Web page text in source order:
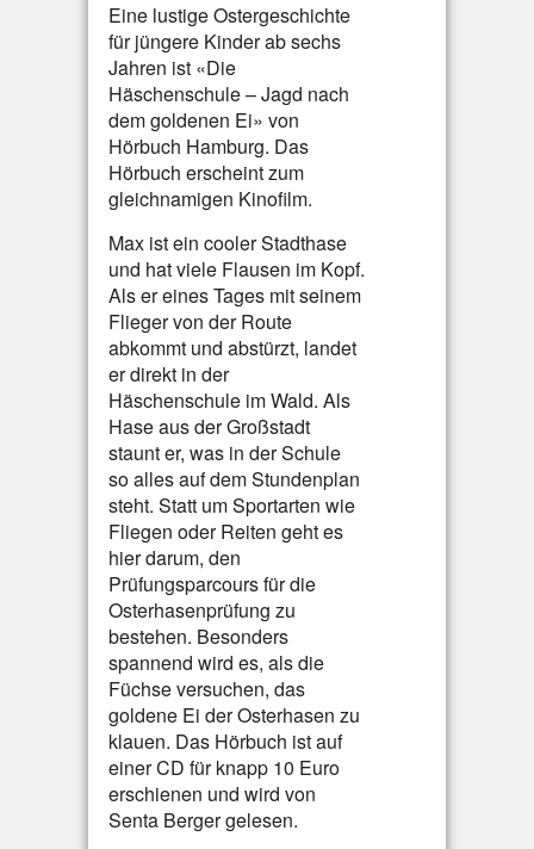
Eine lustige Ostergeschichte
für jüngere Kinder ab sechs
Jahren ist «Die
Häschenschule – Jagd nach
dem goldenen Ei» von
Hörbuch Hamburg. Das
Hörbuch erscheint zum
gleichnamigen Kinofilm.
Max ist ein cooler Stadthase
und hat viele Flausen im Kopf.
Als er eines Tages mit seinem
Flieger von der Route
abkommt und abstürzt, landet
er direkt in der
Häschenschule im Wald. Als
Hase aus der Großstadt
staunt er, was in der Schule
so alles auf dem Stundenplan
steht. Statt um Sportarten wie
Fliegen oder Reiten geht es
hier darum, den
Prüfungsparcours für die
Osterhasenprüfung zu
bestehen. Besonders
spannend wird es, als die
Füchse versuchen, das
goldene Ei der Osterhasen zu
klauen. Das Hörbuch ist auf
einer CD für knapp 10 Euro
erschienen und wird von
Senta Berger gelesen.